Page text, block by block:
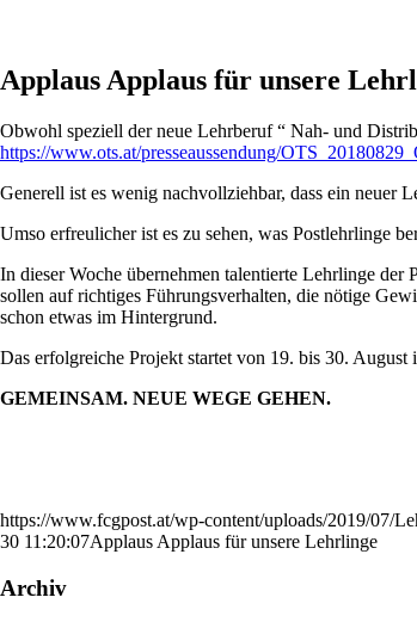
Applaus Applaus für unsere
Obwohl speziell der neue Lehrberuf “ Nah- und
https://www.ots.at/presseaussendung/
Generell ist es wenig nachvollziehbar, dass ein neuer
Umso erfreulicher ist es zu sehen, was Postlehrlinge
In dieser Woche übernehmen talentierte Lehrlinge
sollen auf richtiges Führungsverhalten, die nötige
schon etwas im Hintergrund.
Das erfolgreiche Projekt startet von 19. bis 30.
GEMEINSAM. NEUE WEGE GEHEN.
https://www.fcgpost.at/wp-content/uploads/2019/07/
30 11:20:07Applaus Applaus für unsere Lehrlinge
Archiv